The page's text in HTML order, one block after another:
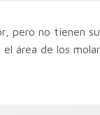
pero no tienen
área de los